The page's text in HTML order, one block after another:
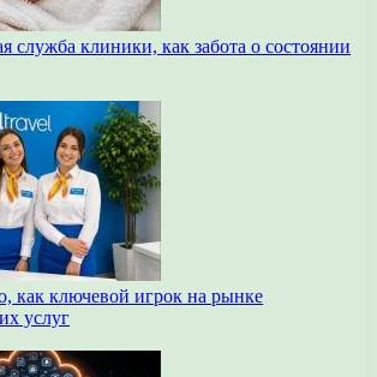
служба клиники, как забота о состоянии
как ключевой игрок на рынке
услуг